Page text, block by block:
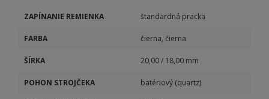
ZAPÍNANIE REMIENKA štandardná pracka
FARBA čierna, čierna
ŠÍRKA 20,00 / 18,00 mm
POHON STROJČEKA batériový (quartz)